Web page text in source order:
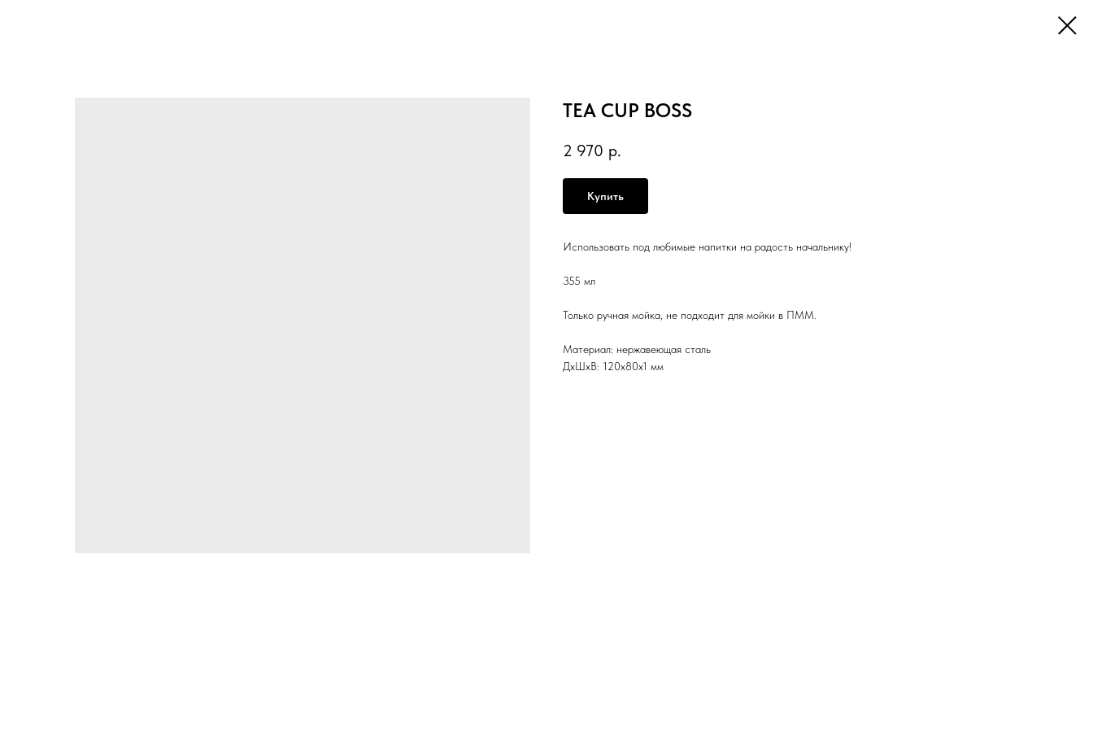
TEA CUP BOSS
2 970 р.
Купить
Использовать под любимые напитки на радость начальнику!
355 мл
Только ручная мойка, не подходит для мойки в ПММ.
Материал: нержавеющая сталь
ДxШxВ: 120x80x1 мм